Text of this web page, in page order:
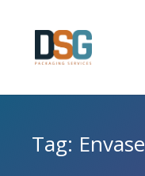
Tag: